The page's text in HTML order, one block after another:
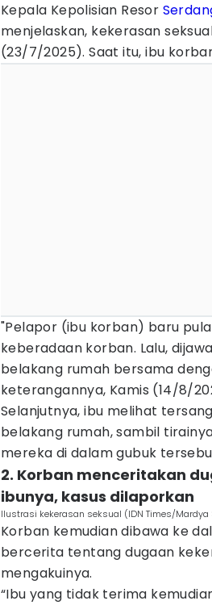
Kepala Kepolisian Resor
menjelaskan, kekerasan
(23/7/2025). Saat itu, ibu
"Pelapor (ibu korban) baru
keberadaan korban. Lalu,
belakang rumah bersama
keterangannya, Kamis (14/8/
Selanjutnya, ibu melihat
belakang rumah, sambil
mereka di dalam gubuk
2. Korban menceritakan
ibunya, kasus dilaporkan
Ilustrasi kekerasan seksual (IDN Times/Mardya
Korban kemudian dibawa ke
bercerita tentang dugaan
mengakuinya.
“Ibu yang tidak terima